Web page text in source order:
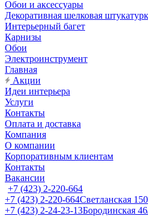
Обои и аксессуары
Декоративная шелковая
Интерьерный багет
Карнизы
Обои
Электроинструмент
Главная
Акции
Идеи интерьера
Услуги
Контакты
Оплата и доставка
Компания
О компании
Корпоративным клиентам
Контакты
Вакансии
+7 (423) 2-220-664
+7 (423) 2-220-664Светланская 150
+7 (423) 2-24-23-13Бородинская